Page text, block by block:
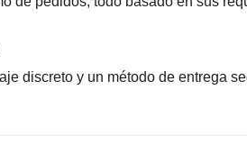
discreto y un método de entrega